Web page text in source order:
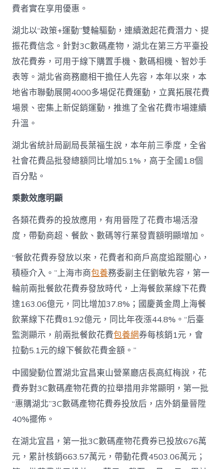
費者實在享用優惠。
湖北以“政策+運動”雙輪驅動，連續激起花費潛力、提
振花費信念。針對3C數碼產物，湖北在第三方平臺投
放花費券，可用于線下購置手機、數碼相機、智妙手
表等。湖北省商務廳相干擔任人先容，本年以來，本
地省市聯動展開4000多場促花費運動，立異拓展花費
場景、密集上新促銷運動，推進了全省花費市場連續
升溫。
湖北省統計局副局長葉福生說，本年前三季度，全省
社會花費品批發總額同比增加5.1%，高于全國1.8個
百分點。
乘數效應明顯
各類花費券的投放應用，有用晉陞了花費市場活潑
度，帶動商超、餐飲、數碼等行業發賣額明顯增加。
“餐飲花費券發放以來，花費者和商戶高度追蹤關心，
積極介入。”上海市商包養務委副主任劉敏先容，第一
輪前兩批餐飲花費券發放時代，上海餐飲業線下花費
達163.06億元，同比增加37.8%；國慶黃金周上海餐
飲業線下花費81.92億元，同比年夜漲44.8%。“后臺
監測顯示，前兩批餐飲花費包養網券每核銷1元，會
拉動5.1元的線下餐飲花費金額。”
中國變動位置湖北宜昌東山營業廳店長高紅梅說，花
費券對3C數碼產物花費的拉舉措用非常顯明，第一批
“惠購湖北”3C數碼產物花費券投放后，店外銷量晉陞
40%擺佈。
在湖北宜昌，第一批3C數碼產物花費券已投放676萬
元，累計核銷663.57萬元，帶動花費4503.06萬元；